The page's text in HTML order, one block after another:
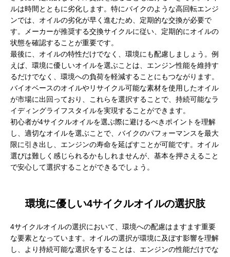
ルは時間とともに劣化します。特にバイクのような高回転エンジ
ンでは、オイルの劣化が早く進むため、定期的な交換が必要で
す。メーカーが推奨する交換サイクルに従い、定期的にオイルの
状態を確認することが重要です。
最後に、オイルの特性だけでなく、環境にも配慮しましょう。例
えば、環境に優しいオイルを選ぶことは、エンジン性能を維持す
るだけでなく、環境への負荷を軽減することにもつながります。
バイオベースのオイルやリサイクル可能な素材を使用したオイル
が市場に出回っており、これらを選択することで、持続可能なラ
イディングライフスタイルを実現することができます。
初心者が4サイクルオイルを選ぶ際に避けるべきポイントを理解
し、適切なオイルを選ぶことで、バイクのパフォーマンスを最大
限に引き出し、エンジンの寿命を延ばすことが可能です。オイル
選びは難しく感じられるかもしれませんが、基本を押さえること
で安心して選択することができるでしょう。
環境に優しい4サイクルオイルの選択肢
4サイクルオイルの選択において、環境への配慮はますます重要
な要素となっています。オイルの選択が環境に及ぼす影響を理解
し、より持続可能な選択をすることは、エンジンの性能だけでな